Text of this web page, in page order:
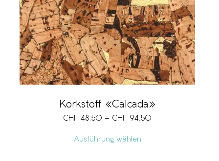
Korkstoff «Calcada»
CHF 48.50 – CHF 94.50
Ausführung wählen